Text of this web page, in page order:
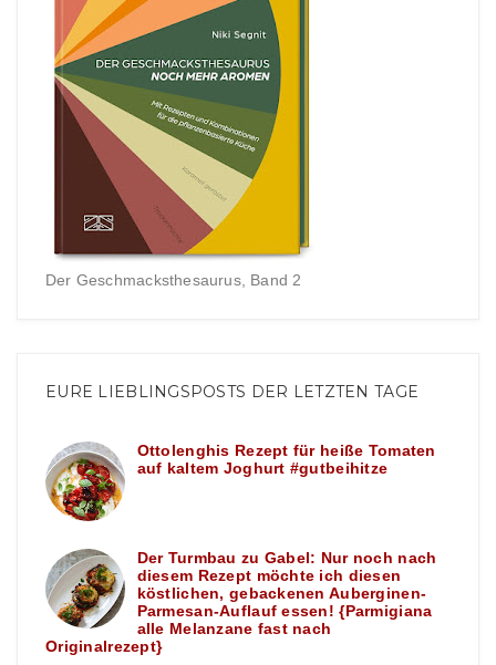
Der Geschmacksthesaurus, Band 2
EURE LIEBLINGSPOSTS DER LETZTEN TAGE
Ottolenghis Rezept für heiße Tomaten
auf kaltem Joghurt #gutbeihitze
Der Turmbau zu Gabel: Nur noch nach
diesem Rezept möchte ich diesen
köstlichen, gebackenen Auberginen-
Parmesan-Auflauf essen! {Parmigiana
alle Melanzane fast nach
Originalrezept}